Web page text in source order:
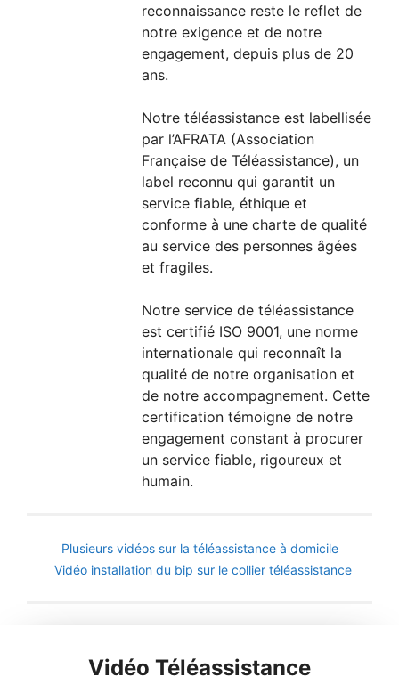
reconnaissance reste le reflet de
notre exigence et de notre
engagement, depuis plus de 20
ans.
Notre téléassistance est labellisée
par l’AFRATA (Association
Française de Téléassistance), un
label reconnu qui garantit un
service fiable, éthique et
conforme à une charte de qualité
au service des personnes âgées
et fragiles.
Notre service de téléassistance
est certifié ISO 9001, une norme
internationale qui reconnaît la
qualité de notre organisation et
de notre accompagnement. Cette
certification témoigne de notre
engagement constant à procurer
un service fiable, rigoureux et
humain.
Plusieurs vidéos sur la téléassistance à domicile
Vidéo installation du bip sur le collier téléassistance
Vidéo Téléassistance